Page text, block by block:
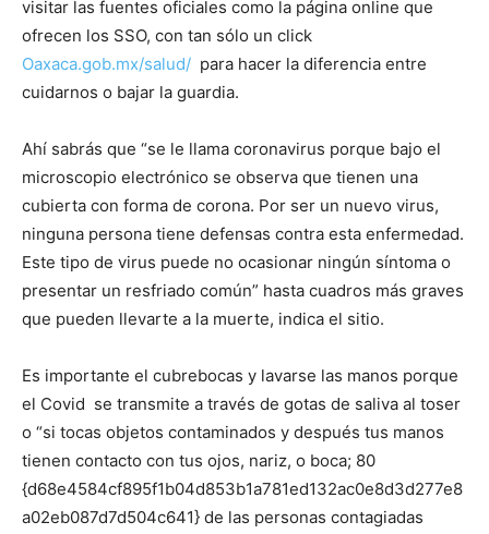
visitar las fuentes oficiales como la página online que
ofrecen los SSO, con tan sólo un click
Oaxaca.gob.mx/salud/ para hacer la diferencia entre
cuidarnos o bajar la guardia.
Ahí sabrás que “se le llama coronavirus porque bajo el
microscopio electrónico se observa que tienen una
cubierta con forma de corona. Por ser un nuevo virus,
ninguna persona tiene defensas contra esta enfermedad.
Este tipo de virus puede no ocasionar ningún síntoma o
presentar un resfriado común” hasta cuadros más graves
que pueden llevarte a la muerte, indica el sitio.
Es importante el cubrebocas y lavarse las manos porque
el Covid se transmite a través de gotas de saliva al toser
o “si tocas objetos contaminados y después tus manos
tienen contacto con tus ojos, nariz, o boca; 80
{d68e4584cf895f1b04d853b1a781ed132ac0e8d3d277e8
a02eb087d7d504c641} de las personas contagiadas